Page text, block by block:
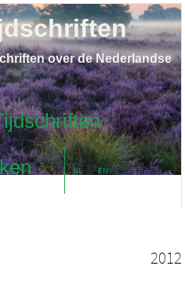
NL EN
over de Nederlandse
2012